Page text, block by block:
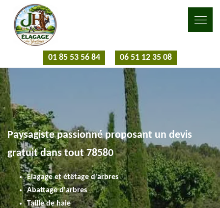
01 85 53 56 84 06 51 12 35 08
Paysagiste passionné proposant un devis
gratuit dans tout 78580
Elagage et étêtage d'arbres
Abattage d'arbres
Taille de haie